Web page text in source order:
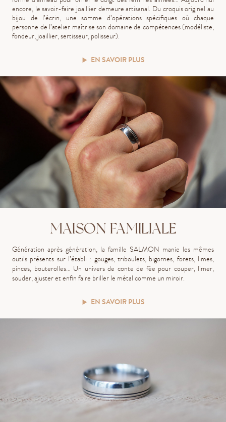
encore, le savoir-faire joaillier demeure artisanal. Du croquis originel au
bijou de l’écrin, une somme d’opérations spécifiques où chaque
personne de l’atelier maîtrise son domaine de compétences (modéliste,
fondeur, joaillier, sertisseur, polisseur).
EN SAVOIR PLUS
MAISON FAMILIALE
Génération après génération, la famille SALMON manie les mêmes
outils présents sur l’établi : gouges, triboulets, bigornes, forets, limes,
pinces, bouterolles… Un univers de conte de fée pour couper, limer,
souder, ajuster et enfin faire briller le métal comme un miroir.
EN SAVOIR PLUS